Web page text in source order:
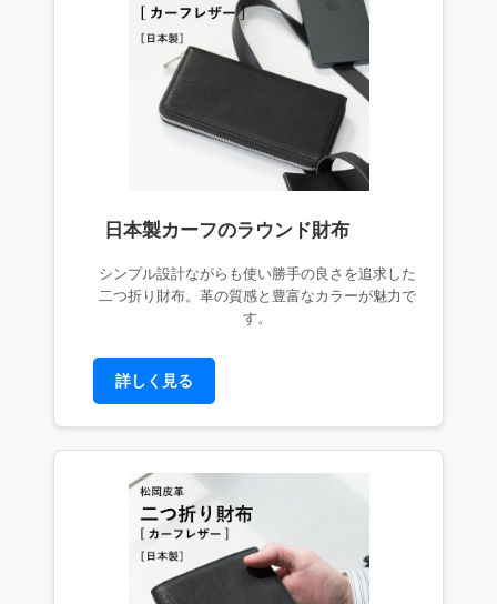
日本製カーフのラウンド財布
シンプル設計ながらも使い勝手の良さを追求した
二つ折り財布。革の質感と豊富なカラーが魅力で
す。
詳しく見る